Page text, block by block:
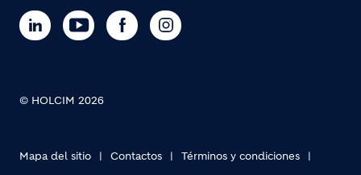
© HOLCIM 2026
Mapa del sitio Contactos
Términos y condiciones